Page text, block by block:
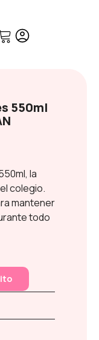
550ml
la
colegio.
mantener
todo